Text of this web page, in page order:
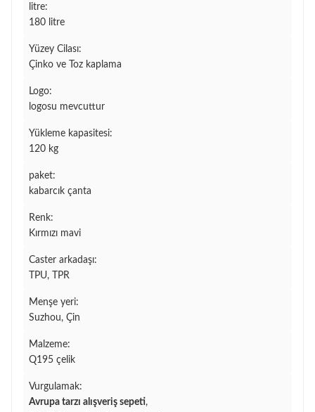
litre:
180 litre
Yüzey Cilası:
Çinko ve Toz kaplama
Logo:
logosu mevcuttur
Yükleme kapasitesi:
120 kg
paket:
kabarcık çanta
Renk:
Kırmızı mavi
Caster arkadaşı:
TPU, TPR
Menşe yeri:
Suzhou, Çin
Malzeme:
Q195 çelik
Vurgulamak:
Avrupa tarzı alışveriş sepeti,